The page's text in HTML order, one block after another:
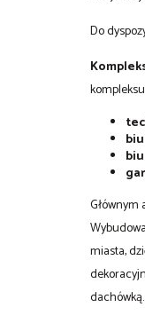
Do
miasta,
dachówką.